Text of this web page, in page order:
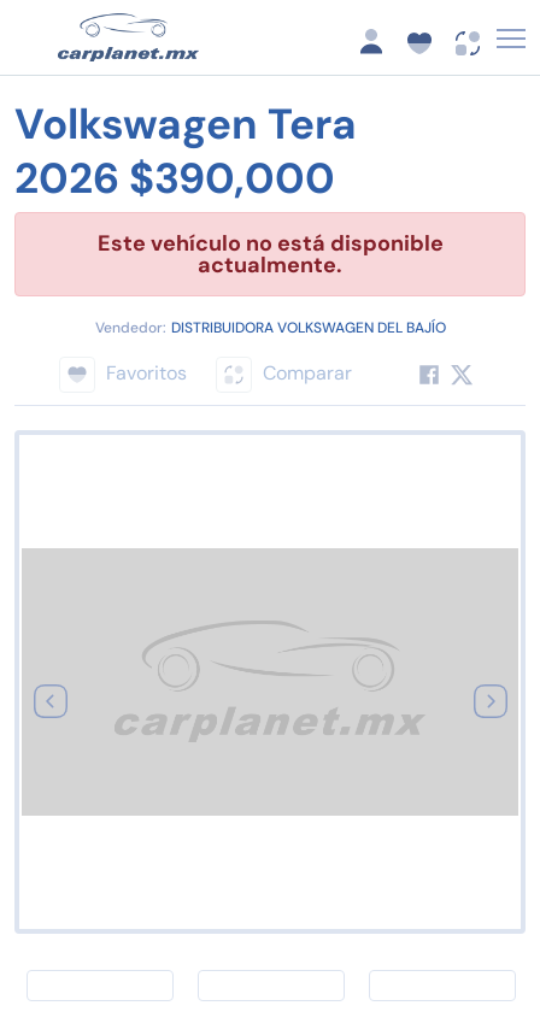
Volkswagen Tera
2026 $390,000
Este vehículo no está disponible
actualmente.
Vendedor: DISTRIBUIDORA VOLKSWAGEN DEL BAJÍO
Favoritos Comparar